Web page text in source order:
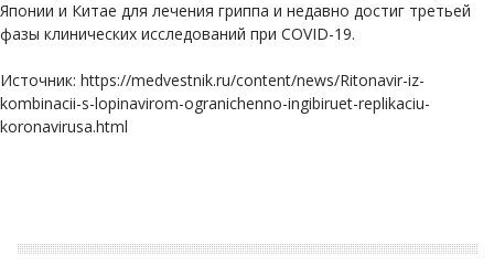
Японии и Китае для лечения гриппа и недавно достиг третьей
фазы клинических исследований при COVID-19.
Источник: https://medvestnik.ru/content/news/Ritonavir-iz-
kombinacii-s-lopinavirom-ogranichenno-ingibiruet-replikaciu-
koronavirusa.html